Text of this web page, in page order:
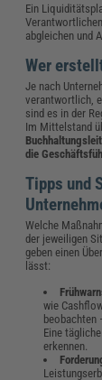
Ein
abgleichen und
Wer
Je nach
verantwortlich,
sind es in der
Im Mittelstand
die
Tipps und
Welche
der jeweiligen
geben einen
lässt:
wie
beobachten
Eine
erkennen.